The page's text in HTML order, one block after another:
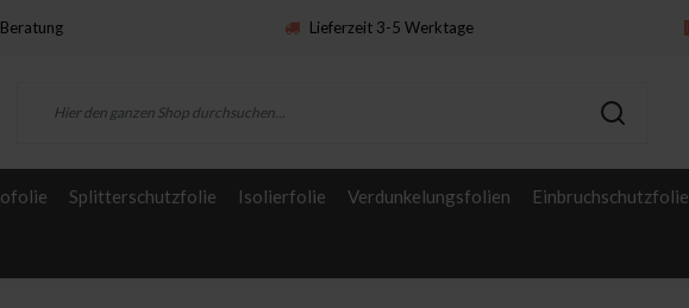
Lieferzeit 3-5 Werktage
Splitterschutzfolie Isolierfolie Verdunkelungsfolien Einbruchschutzfolie